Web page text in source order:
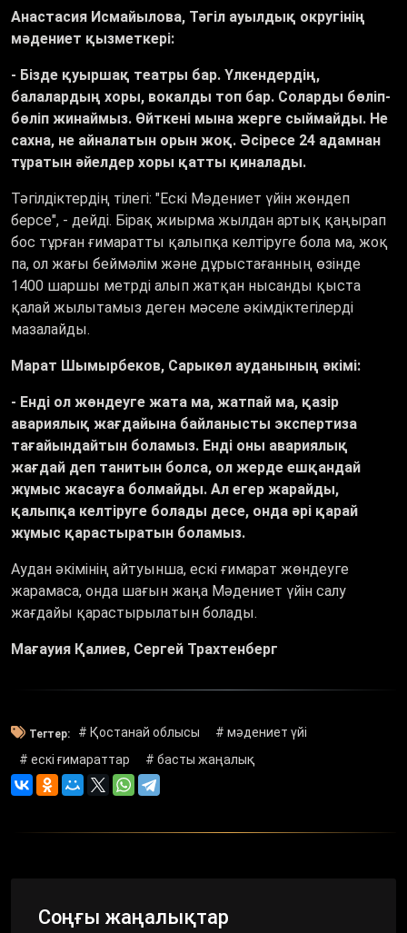
Анастасия Исмайылова, Тәгіл ауылдық округінің
мәдениет қызметкері:
- Бізде қуыршақ театры бар. Үлкендердің,
балалардың хоры, вокалды топ бар. Соларды бөліп-
бөліп жинаймыз. Өйткені мына жерге сыймайды. Не
сахна, не айналатын орын жоқ. Әсіресе 24 адамнан
тұратын әйелдер хоры қатты қиналады.
Тәгілдіктердің тілегі: "Ескі Мәдениет үйін жөндеп
берсе", - дейді. Бірақ жиырма жылдан артық қаңырап
бос тұрған ғимаратты қалыпқа келтіруге бола ма, жоқ
па, ол жағы беймәлім және дұрыстағанның өзінде
1400 шаршы метрді алып жатқан нысанды қыста
қалай жылытамыз деген мәселе әкімдіктегілерді
мазалайды.
Марат Шымырбеков, Сарыкөл ауданының әкімі:
- Енді ол жөндеуге жата ма, жатпай ма, қазір
авариялық жағдайына байланысты экспертиза
тағайындайтын боламыз. Енді оны авариялық
жағдай деп танитын болса, ол жерде ешқандай
жұмыс жасауға болмайды. Ал егер жарайды,
қалыпқа келтіруге болады десе, онда әрі қарай
жұмыс қарастыратын боламыз.
Аудан әкімінің айтуынша, ескі ғимарат жөндеуге
жарамаса, онда шағын жаңа Мәдениет үйін салу
жағдайы қарастырылатын болады.
Мағауия Қалиев, Сергей Трахтенберг
Тегтер: # Қостанай облысы
# мәдениет үйі
# ескі ғимараттар
# басты жаңалық
Соңғы жаңалықтар